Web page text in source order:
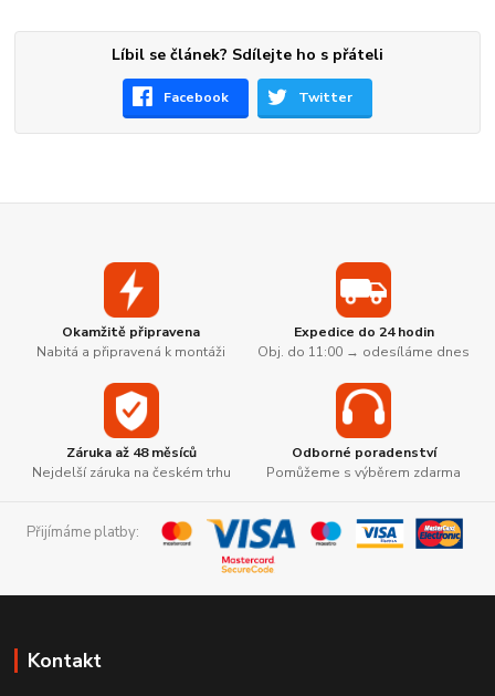
Líbil se článek? Sdílejte ho s přáteli
Facebook Twitter
Okamžitě připravena
Nabitá a připravená k montáži
Expedice do 24 hodin
Obj. do 11:00 → odesíláme dnes
Záruka až 48 měsíců
Nejdelší záruka na českém trhu
Odborné poradenství
Pomůžeme s výběrem zdarma
Přijímáme platby:
Kontakt